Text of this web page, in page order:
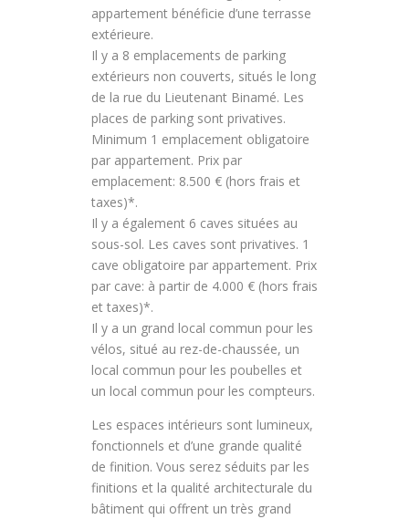
appartement bénéficie d’une terrasse
extérieure.
Il y a 8 emplacements de parking
extérieurs non couverts, situés le long
de la rue du Lieutenant Binamé. Les
places de parking sont privatives.
Minimum 1 emplacement obligatoire
par appartement. Prix par
emplacement: 8.500 € (hors frais et
taxes)*.
Il y a également 6 caves situées au
sous-sol. Les caves sont privatives. 1
cave obligatoire par appartement. Prix
par cave: à partir de 4.000 € (hors frais
et taxes)*.
Il y a un grand local commun pour les
vélos, situé au rez-de-chaussée, un
local commun pour les poubelles et
un local commun pour les compteurs.
Les espaces intérieurs sont lumineux,
fonctionnels et d’une grande qualité
de finition. Vous serez séduits par les
finitions et la qualité architecturale du
bâtiment qui offrent un très grand